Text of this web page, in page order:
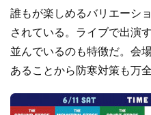
誰もが楽しめるバリエーシ
されている。ライブで出演
並んでいるのも特徴だ。会
あることから防寒対策も万全